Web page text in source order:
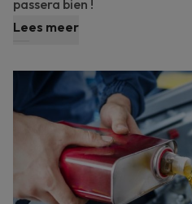
passera bien !
Lees meer